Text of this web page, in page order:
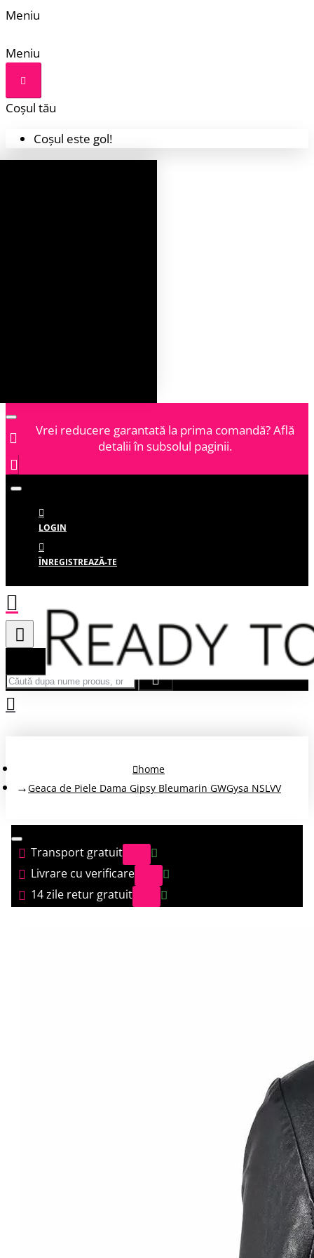
Meniu
Meniu
Coșul tău
Coșul este gol!
Vrei reducere garantată la prima comandă? Află
detalii în subsolul paginii.
LOGIN
ÎNREGISTREAZĂ-TE
Căută după nume produs, brand...
home
Geaca de Piele Dama Gipsy Bleumarin GWGysa NSLVV
Transport gratuit
Livrare cu verificare
14 zile retur gratuit